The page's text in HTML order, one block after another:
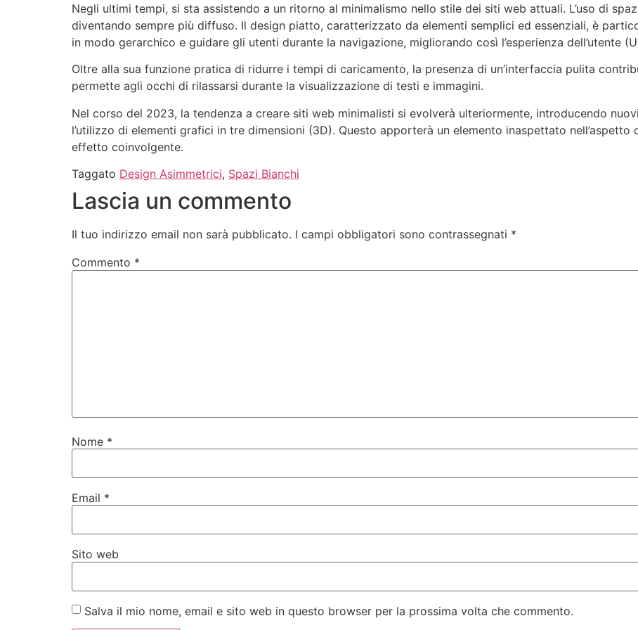
Negli ultimi tempi, si sta assistendo a un ritorno al minimalismo nello stile dei siti web attuali. L’uso di
diventando sempre più diffuso. Il design piatto, caratterizzato da elementi semplici ed essenziali, è
in modo gerarchico e guidare gli utenti durante la navigazione, migliorando così l’esperienza dell’utente
Oltre alla sua funzione pratica di ridurre i tempi di caricamento, la presenza di un’interfaccia pulita
permette agli occhi di rilassarsi durante la visualizzazione di testi e immagini.
Nel corso del 2023, la tendenza a creare siti web minimalisti si evolverà ulteriormente, introducendo
l’utilizzo di elementi grafici in tre dimensioni (3D). Questo apporterà un elemento inaspettato
effetto coinvolgente.
Taggato Design Asimmetrici, Spazi Bianchi
Lascia un commento
Il tuo indirizzo email non sarà pubblicato. I campi obbligatori sono contrassegnati *
Commento *
Nome *
Email *
Sito web
Salva il mio nome, email e sito web in questo browser per la prossima volta che commento.